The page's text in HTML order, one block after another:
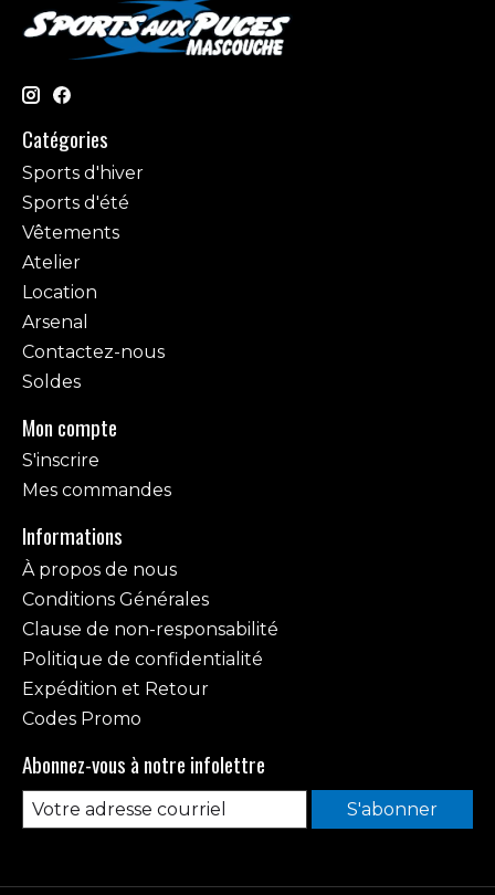
Catégories
Sports d'hiver
Sports d'été
Vêtements
Atelier
Location
Arsenal
Contactez-nous
Soldes
Mon compte
S'inscrire
Mes commandes
Informations
À propos de nous
Conditions Générales
Clause de non-responsabilité
Politique de confidentialité
Expédition et Retour
Codes Promo
Abonnez-vous à notre infolettre
S'abonner